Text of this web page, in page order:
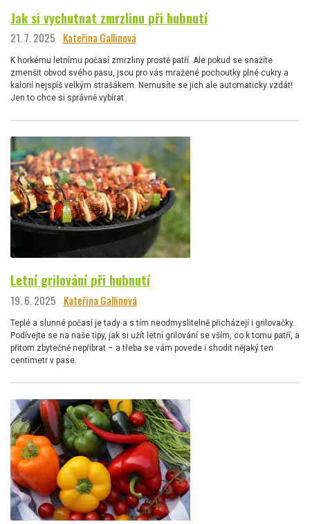
Jak si vychutnat zmrzlinu při hubnutí
21. 7. 2025 Kateřina Gallinová
K horkému letnímu počasí zmrzliny prostě patří. Ale pokud se snažíte
zmenšit obvod svého pasu, jsou pro vás mražené pochoutky plné cukry a
kalorií nejspíš velkým strašákem. Nemusíte se jich ale automaticky vzdát!
Jen to chce si správně vybírat.
Letní grilování při hubnutí
19. 6. 2025 Kateřina Gallinová
Teplé a slunné počasí je tady a s tím neodmyslitelně přicházejí i grilovačky.
Podívejte se na naše tipy, jak si užít letní grilování se vším, co k tomu patří, a
přitom zbytečně nepřibrat – a třeba se vám povede i shodit nějaký ten
centimetr v pase.